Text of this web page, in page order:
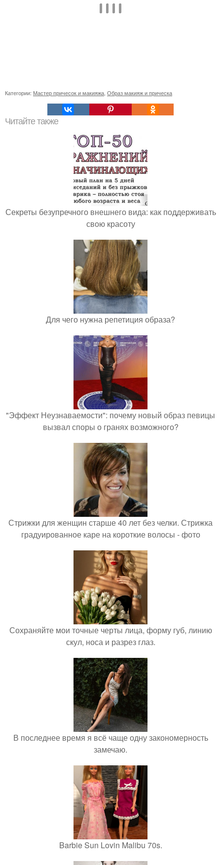
Категории: Мастер причесок и макияжа, Образ макияж и прическа
Читайте также
Секреты безупречного внешнего вида: как поддерживать
свою красоту
Для чего нужна репетиция образа?
"Эффект Неузнаваемости": почему новый образ певицы
вызвал споры о гранях возможного?
Стрижки для женщин старше 40 лет без челки. Стрижка
градуированное каре на короткие волосы - фото
Сохраняйте мои точные черты лица, форму губ, линию
скул, носа и разрез глаз.
В последнее время я всё чаще одну закономерность
замечаю.
Barbie Sun Lovin Malibu 70s.